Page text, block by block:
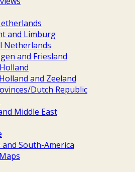
and Limburg
Netherlands
and Friesland
and Zeeland
Dutch Republic
Middle East
South-America